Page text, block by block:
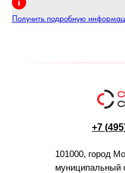
Получить подробную
+7
101000, город
муниципальный